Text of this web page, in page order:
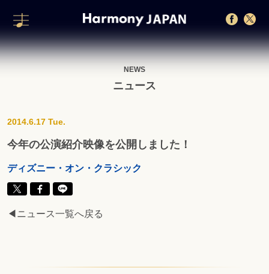
NEWS
ニュース
2014.6.17 Tue.
今年の公演紹介映像を公開しました！
ディズニー・オン・クラシック
◀ニュース一覧へ戻る